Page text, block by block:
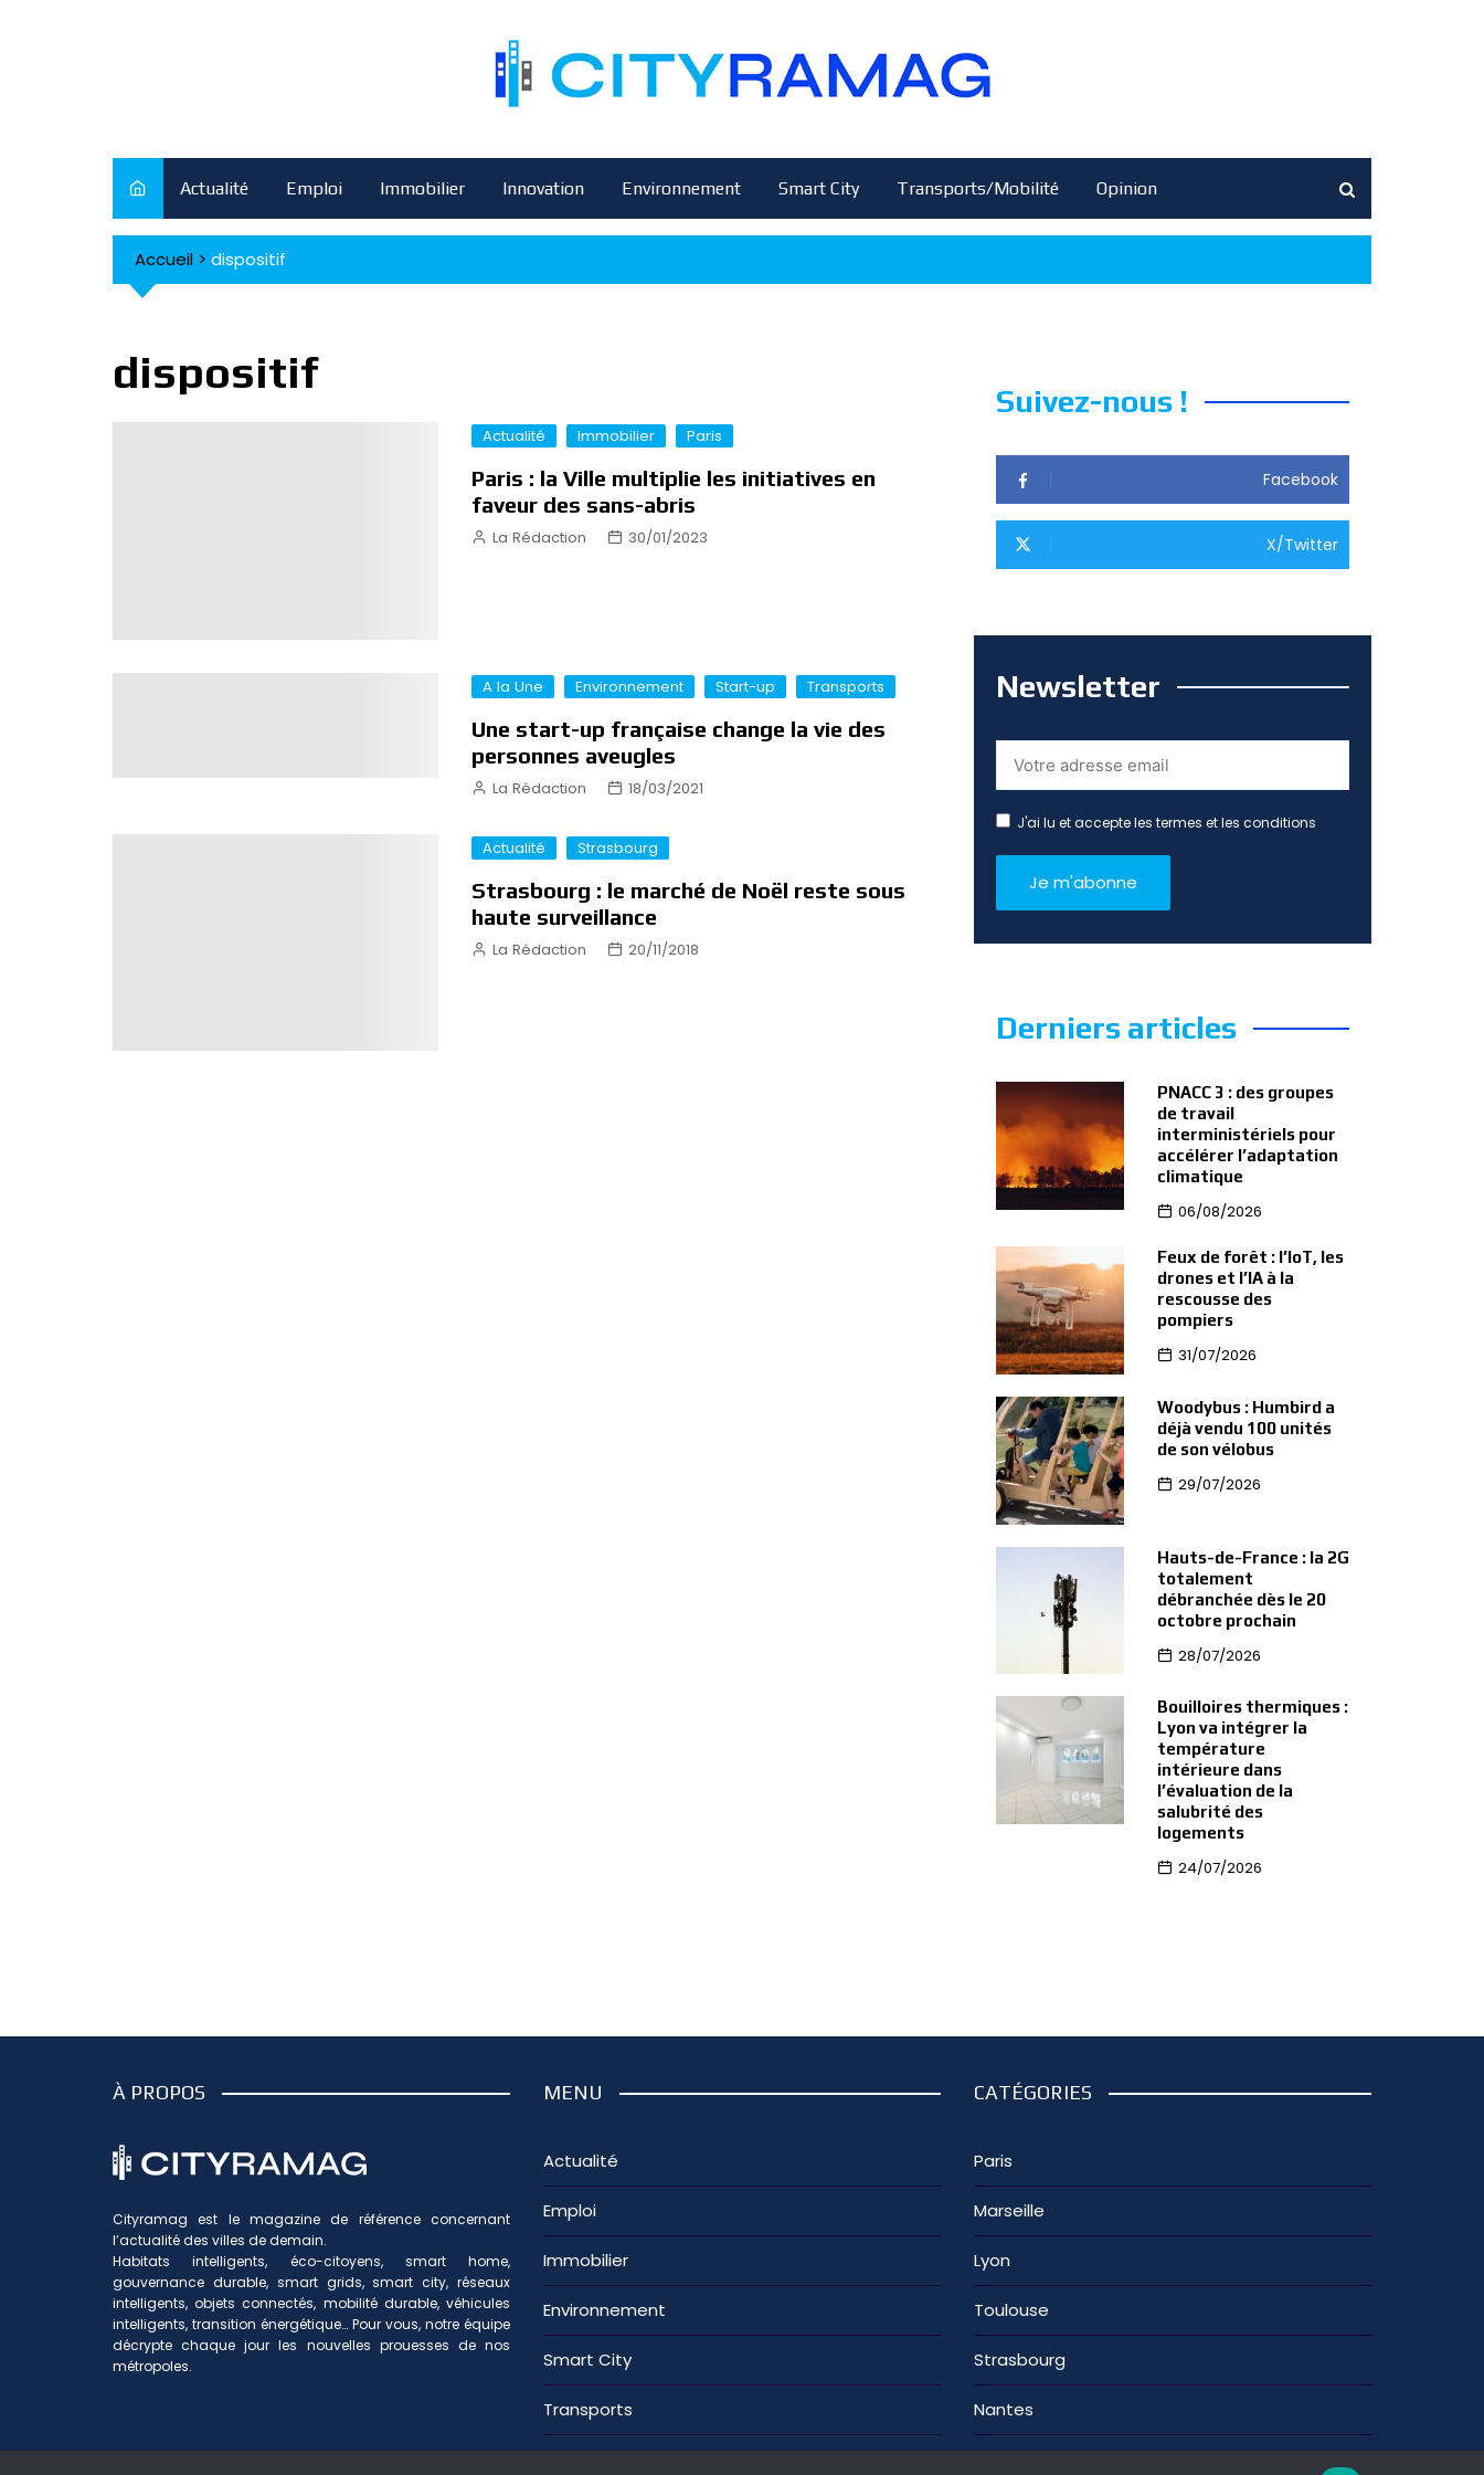
Actualité Emploi Immobilier Innovation Environnement Smart City Transports/Mobilité Opinion
Accueil > dispositif
dispositif
Actualité Immobilier Paris
Paris : la Ville multiplie les initiatives en
faveur des sans-abris
La Rédaction 30/01/2023
A la Une Environnement Start-up Transports
Une start-up française change la vie des
personnes aveugles
La Rédaction 18/03/2021
Actualité Strasbourg
Strasbourg : le marché de Noël reste sous
haute surveillance
La Rédaction 20/11/2018
Suivez-nous !
Facebook
X/Twitter
Newsletter
J'ai lu et accepte les termes et les conditions
Derniers articles
PNACC 3 : des groupes
de travail
interministériels pour
accélérer l’adaptation
climatique
06/08/2026
Feux de forêt : l’IoT, les
drones et l’IA à la
rescousse des
pompiers
31/07/2026
Woodybus : Humbird a
déjà vendu 100 unités
de son vélobus
29/07/2026
Hauts-de-France : la 2G
totalement
débranchée dès le 20
octobre prochain
28/07/2026
Bouilloires thermiques :
Lyon va intégrer la
température
intérieure dans
l’évaluation de la
salubrité des
logements
24/07/2026
À PROPOS
Cityramag est le magazine de référence concernant
l’actualité des villes de demain.
Habitats intelligents, éco-citoyens, smart home,
gouvernance durable, smart grids, smart city, réseaux
intelligents, objets connectés, mobilité durable, véhicules
intelligents, transition énergétique… Pour vous, notre équipe
décrypte chaque jour les nouvelles prouesses de nos
métropoles.
MENU
Actualité
Emploi
Immobilier
Environnement
Smart City
Transports
CATÉGORIES
Paris
Marseille
Lyon
Toulouse
Strasbourg
Nantes